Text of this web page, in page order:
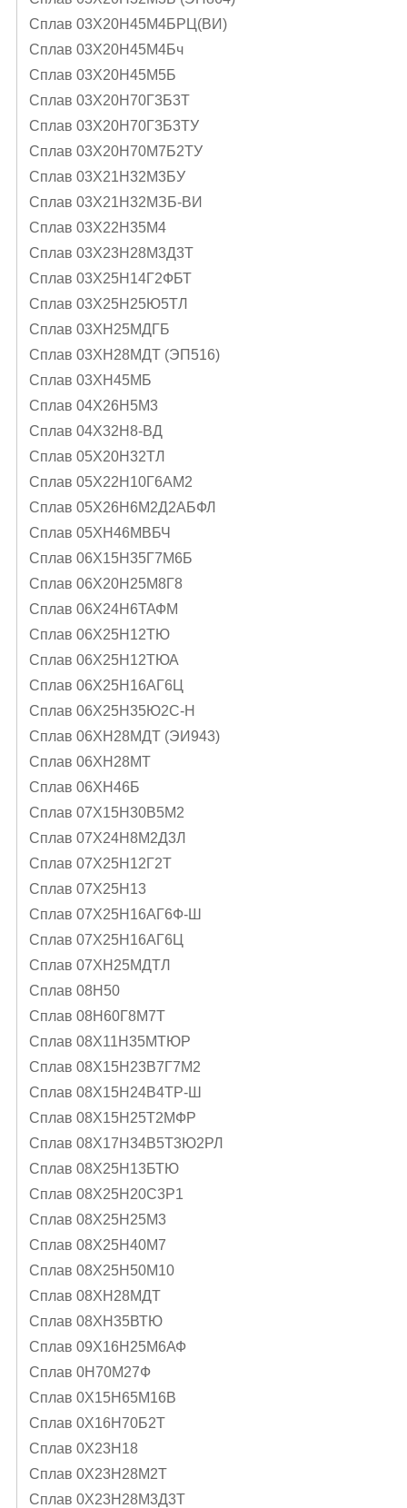
Сплав 03Х20Н45М4БРЦ(ВИ)
Сплав 03Х20Н45М4Бч
Сплав 03Х20Н45М5Б
Сплав 03Х20Н70Г3Б3Т
Сплав 03Х20Н70Г3Б3ТУ
Сплав 03Х20Н70М7Б2ТУ
Сплав 03Х21Н32М3БУ
Сплав 03Х21Н32МЗБ-ВИ
Сплав 03Х22Н35М4
Сплав 03Х23Н28М3Д3Т
Сплав 03Х25Н14Г2ФБТ
Сплав 03Х25Н25Ю5ТЛ
Сплав 03ХН25МДГБ
Сплав 03ХН28МДТ (ЭП516)
Сплав 03ХН45МБ
Сплав 04Х26Н5М3
Сплав 04Х32Н8-ВД
Сплав 05X20H32TЛ
Сплав 05Х22Н10Г6АМ2
Сплав 05Х26Н6М2Д2АБФЛ
Сплав 05ХН46МВБЧ
Сплав 06Х15Н35Г7М6Б
Сплав 06Х20Н25М8Г8
Сплав 06Х24Н6ТАФМ
Сплав 06Х25Н12ТЮ
Сплав 06Х25Н12ТЮА
Сплав 06Х25Н16АГ6Ц
Сплав 06Х25Н35Ю2С-Н
Сплав 06ХН28МДТ (ЭИ943)
Сплав 06ХН28МТ
Сплав 06ХН46Б
Сплав 07Х15Н30В5М2
Сплав 07Х24Н8М2Д3Л
Сплав 07Х25Н12Г2Т
Сплав 07Х25Н13
Сплав 07Х25Н16АГ6Ф-Ш
Сплав 07Х25Н16АГ6Ц
Сплав 07ХН25МДТЛ
Сплав 08Н50
Сплав 08Н60Г8М7Т
Сплав 08Х11Н35МТЮР
Сплав 08Х15Н23В7Г7М2
Сплав 08Х15Н24В4ТР-Ш
Сплав 08Х15Н25Т2МФР
Сплав 08Х17Н34В5Т3Ю2РЛ
Сплав 08Х25Н13БТЮ
Сплав 08Х25Н20С3Р1
Сплав 08Х25Н25М3
Сплав 08Х25Н40М7
Сплав 08Х25Н50М10
Сплав 08ХН28МДТ
Сплав 08ХН35ВТЮ
Сплав 09Х16Н25М6АФ
Сплав 0Н70М27Ф
Сплав 0Х15Н65М16В
Сплав 0Х16Н70Б2Т
Сплав 0Х23Н18
Сплав 0Х23Н28М2Т
Сплав 0Х23Н28М3Д3Т